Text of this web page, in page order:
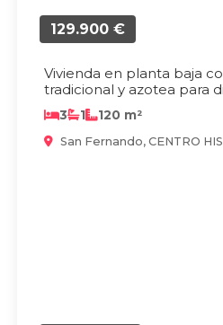
129.900 €
Vivienda en planta baja
tradicional y azotea para
3 1 120 m²
San Fernando, CENTRO